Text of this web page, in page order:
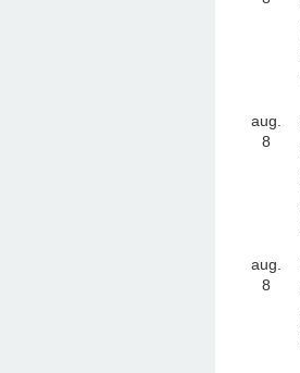
aug.
8
aug.
8